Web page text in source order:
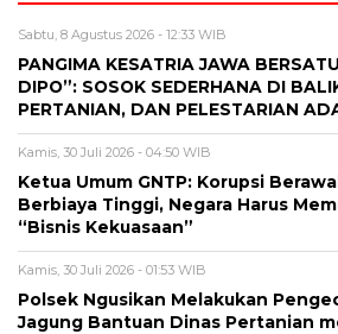
Sabtu, 8 Agustus 2026 - 12:33 WIB
PANGIMA KESATRIA JAWA
DIPO”: SOSOK SEDERHANA DI
PERTANIAN, DAN PELESTARIAN
Kamis, 30 Juli 2026 - 04:50 WIB
Ketua Umum GNTP: Korupsi
Berbiaya Tinggi, Negara Harus
“Bisnis Kekuasaan”
Kamis, 30 Juli 2026 - 01:53 WIB
Polsek Ngusikan Melakukan
Jagung Bantuan Dinas Pertanian